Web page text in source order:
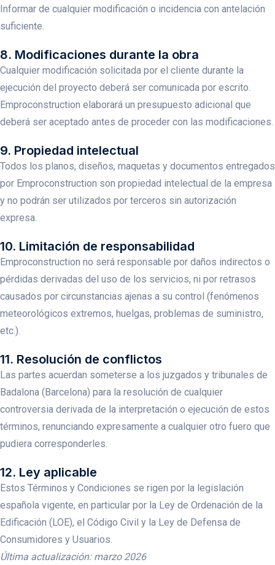
Informar de cualquier modificación o incidencia con antelación
suficiente.
8. Modificaciones durante la obra
Cualquier modificación solicitada por el cliente durante la
ejecución del proyecto deberá ser comunicada por escrito.
Emproconstruction elaborará un presupuesto adicional que
deberá ser aceptado antes de proceder con las modificaciones.
9. Propiedad intelectual
Todos los planos, diseños, maquetas y documentos entregados
por Emproconstruction son propiedad intelectual de la empresa
y no podrán ser utilizados por terceros sin autorización
expresa.
10. Limitación de responsabilidad
Emproconstruction no será responsable por daños indirectos o
pérdidas derivadas del uso de los servicios, ni por retrasos
causados por circunstancias ajenas a su control (fenómenos
meteorológicos extremos, huelgas, problemas de suministro,
etc.).
11. Resolución de conflictos
Las partes acuerdan someterse a los juzgados y tribunales de
Badalona (Barcelona) para la resolución de cualquier
controversia derivada de la interpretación o ejecución de estos
términos, renunciando expresamente a cualquier otro fuero que
pudiera corresponderles.
12. Ley aplicable
Estos Términos y Condiciones se rigen por la legislación
española vigente, en particular por la Ley de Ordenación de la
Edificación (LOE), el Código Civil y la Ley de Defensa de
Consumidores y Usuarios.
Última actualización: marzo 2026